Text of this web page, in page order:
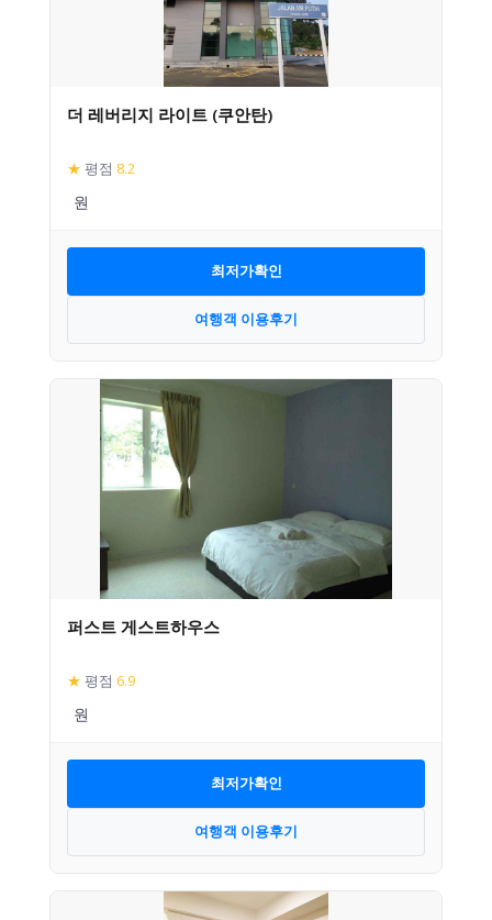
더 레버리지 라이트 (쿠안탄)
★ 평점 8.2
최저가확인
여행객 이용후기
퍼스트 게스트하우스
★ 평점 6.9
최저가확인
여행객 이용후기